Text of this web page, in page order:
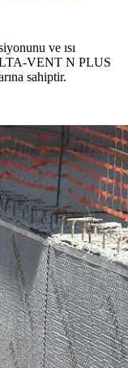
ve ısı
VENT N PLUS
sahiptir.